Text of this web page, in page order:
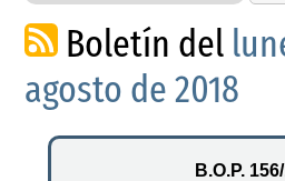
Boletín del
agosto de 2018
B.O.P.